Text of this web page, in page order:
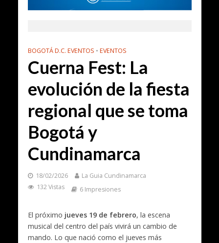
BOGOTÁ D.C. EVENTOS • EVENTOS
Cuerna Fest: La
evolución de la fiesta
regional que se toma
Bogotá y
Cundinamarca
18/02/2026
La Guia Cundinamarca
132 Vistas
6 Impresiones
El próximo jueves 19 de febrero, la escena
musical del centro del país vivirá un cambio de
mando. Lo que nació como el jueves más